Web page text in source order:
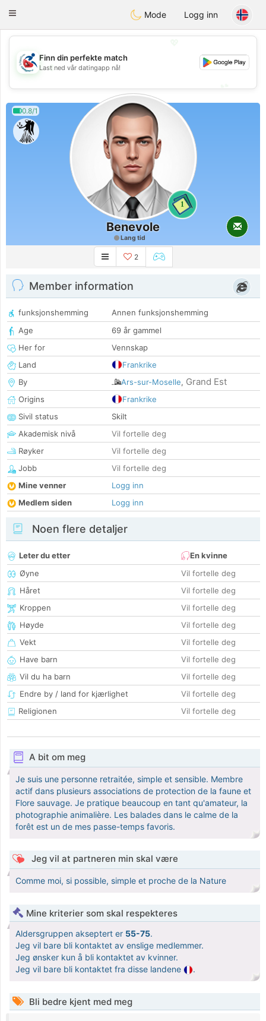
Handi Space
Toggle
Mode Logg inn
💖
💕
Finn din perfekte match
Last ned vår datingapp nå!
0.8/1
1
Benevole
Lang tid
2
Member information
funksjonshemming
Annen funksjonshemming
Age
69 år gammel
Her for
Vennskap
Land
Frankrike
By
Ars-sur-Moselle, Grand Est
Origins
Frankrike
Sivil status
Skilt
Akademisk nivå
Vil fortelle deg
Røyker
Vil fortelle deg
Jobb
Vil fortelle deg
Mine venner
Logg inn
Medlem siden
Logg inn
Noen flere detaljer
Leter du etter
En kvinne
Øyne
Vil fortelle deg
Håret
Vil fortelle deg
Kroppen
Vil fortelle deg
Høyde
Vil fortelle deg
Vekt
Vil fortelle deg
Have barn
Vil fortelle deg
Vil du ha barn
Vil fortelle deg
Endre by / land for kjærlighet
Vil fortelle deg
Religionen
Vil fortelle deg
A bit om meg
Je suis une personne retraitée, simple et sensible. Membre
actif dans plusieurs associations de protection de la faune et
Flore sauvage. Je pratique beaucoup en tant qu'amateur, la
photographie animalière. Les balades dans le calme de la
forêt est un de mes passe-temps favoris.
Jeg vil at partneren min skal være
Comme moi, si possible, simple et proche de la Nature
Mine kriterier som skal respekteres
Aldersgruppen akseptert er 55-75.
Jeg vil bare bli kontaktet av enslige medlemmer.
Jeg ønsker kun å bli kontaktet av kvinner.
Jeg vil bare bli kontaktet fra disse landene
.
Bli bedre kjent med meg